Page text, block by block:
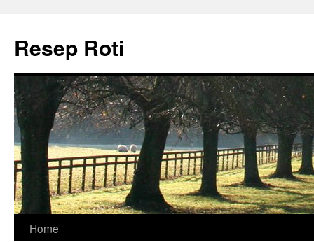
content
Resep Roti
Home